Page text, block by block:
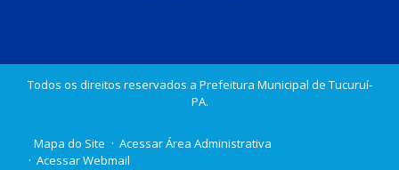
Todos os direitos reservados a Prefeitura Municipal de Tucuruí-
PA.
Mapa do Site
Acessar Área Administrativa
Acessar Webmail